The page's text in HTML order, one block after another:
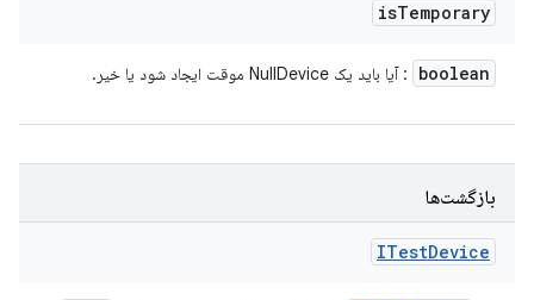
isTemporary
boolean : آیا باید یک NullDevice موقت ایجاد شود یا خیر.
بازگشت‌ها
ITestDevice